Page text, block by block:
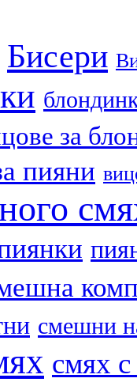
Бисери
за
пияни
смешни
смях